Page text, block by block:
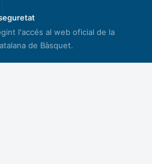
l'accés al web oficial de la
de Bàsquet.